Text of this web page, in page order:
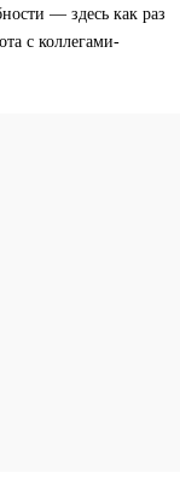
— здесь как раз
с коллегами-